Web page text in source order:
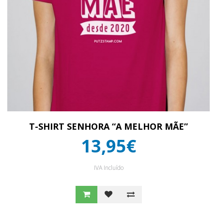
T-SHIRT SENHORA “A MELHOR MÃE”
13,95€
IVA Incluído